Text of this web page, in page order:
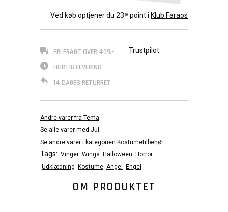
Ved køb optjener du 2390 point i Klub Faraos
FRI FRAGT OVER 499,-
HURTIG LEVERING
14 DAGES RETURRET
Trustpilot
Andre varer fra Tema
Se alle varer med Jul
Se andre varer i kategorien Kostumetilbehør
Tags: Vinger Wings Halloween
Horror
Udklædning
Kostume Angel Engel
OM PRODUKTET